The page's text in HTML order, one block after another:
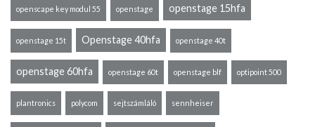
openscape key modul 55 openstage openstage 15hfa
openstage 15t Openstage 40hfa openstage 40t
openstage 60hfa openstage 60t openstage blf optipoint 500
plantronics polycom sejtszámláló sennheiser